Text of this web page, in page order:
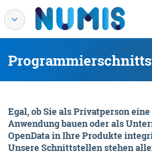
Egal, ob Sie als Privatperson
Anwendung bauen oder als
OpenData in Ihre Produkte
Unsere Schnittstellen stehen